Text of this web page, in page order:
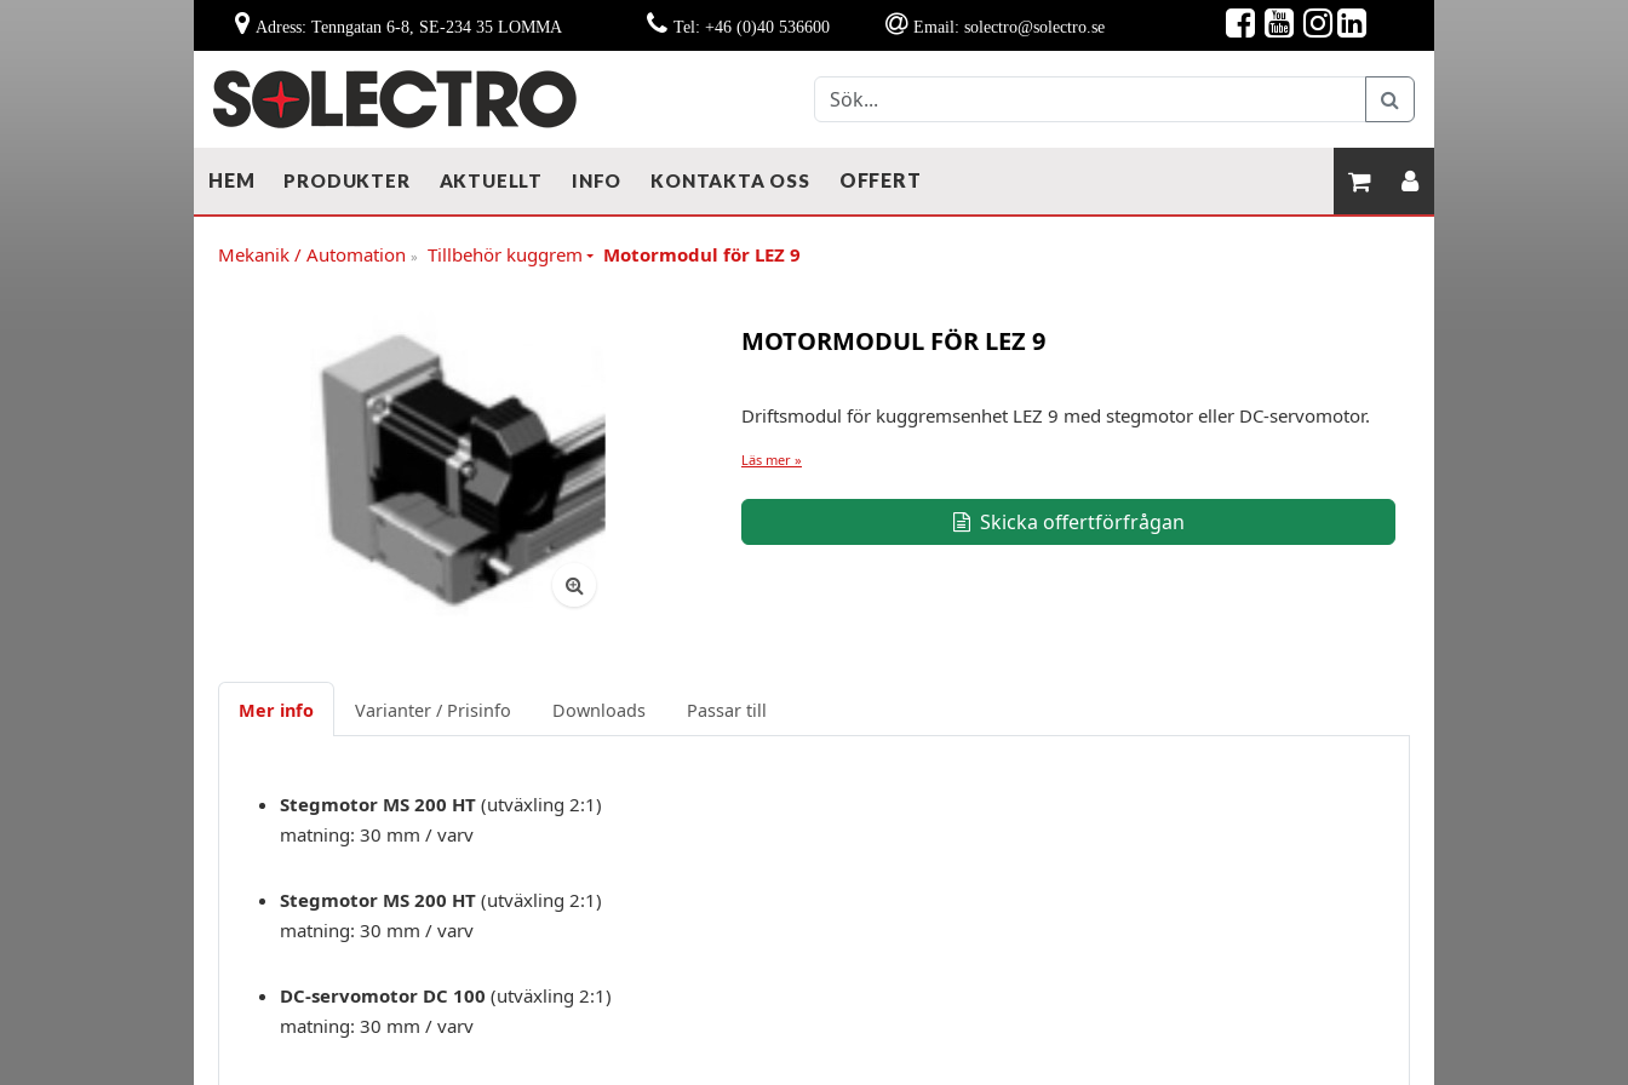
Adress: Tenngatan 6-8, SE-234 35 LOMMA Tel: +46 (0)40 536600 Email: solectro@solectro.se
HEM PRODUKTER AKTUELLT INFO KONTAKTA OSS OFFERT
Mekanik / Automation » Tillbehör kuggrem Motormodul för LEZ 9
MOTORMODUL FÖR LEZ 9
Driftsmodul för kuggremsenhet LEZ 9 med stegmotor eller DC-servomotor.
Läs mer »
Skicka offertförfrågan
Mer info Varianter / Prisinfo Downloads Passar till
Stegmotor MS 200 HT (utväxling 2:1)
matning: 30 mm / varv
Stegmotor MS 200 HT (utväxling 2:1)
matning: 30 mm / varv
DC-servomotor DC 100 (utväxling 2:1)
matning: 30 mm / varv